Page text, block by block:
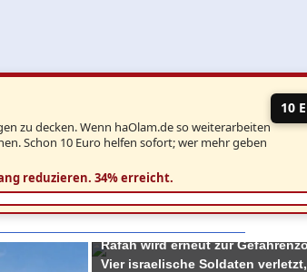
zu decken. Wenn haOlam.de so weiterarbeiten
Schon 10 Euro helfen sofort; wer mehr geben
10
reduzieren. 34% erreicht.
Rafah wird erneut zur
Vier israelische Soldaten